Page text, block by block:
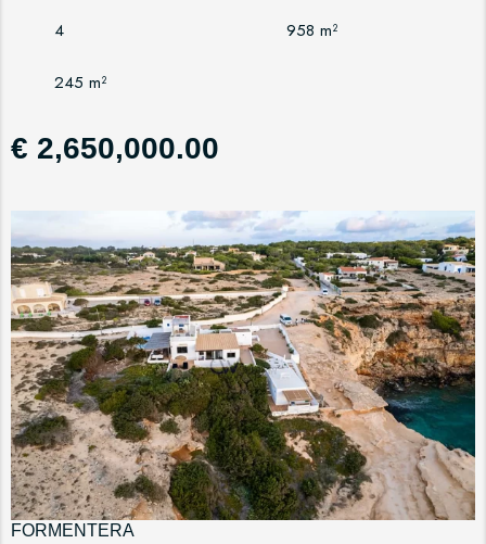
4 958 m²
245 m²
€ 2,650,000.00
FORMENTERA